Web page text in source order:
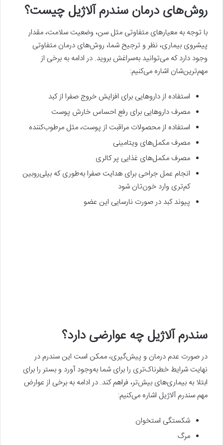
روش‌های درمان سندرم آلاژیل چیست؟
با توجه به معیارهای متفاوتی مثل سن، وضعیت سلامت، مقدار
پیشروی بیماری، نظر و ترجیح شما، روش‌های درمان متفاوتی
وجود دارد که می‌توانید به‌سراغش بروید. در ادامه به برخی از
مهم‌ترین‌شان اشاره می‌کنیم:
استفاده از داروهایی برای افزایش خروج صفرا از کبد
مصرف داروهایی برای رفع احساس خارش پوست
استفاده از محصولات مراقبت از پوست، مثل مرطوب‌کننده
مصرف مکمل‌های ویتامینی
مصرف مکمل‌های غذایی پر کالری
انجام عمل جراحی برای هدایت صفرا به‌طوری که بیلی‌روبین
کم‌تری وارد خون‌تان شود
پیوند کبد در صورت نارسایی این عضو
سندرم آلاژیل چه عوارضی دارد؟
در صورت عدم درمان و پیش‌گیری، ممکن است این سندرم در
نهایت شرایط خطرناک‌تری را برای شما به‌وجود آورد و بستر را برای
ابتلا به بیماری‌های بیش‌تر، فراهم کند. در ادامه به برخی از عوارض
مهم سندرم آلاژیل اشاره می‌کنیم:
شکستگی استخوان
مرگ